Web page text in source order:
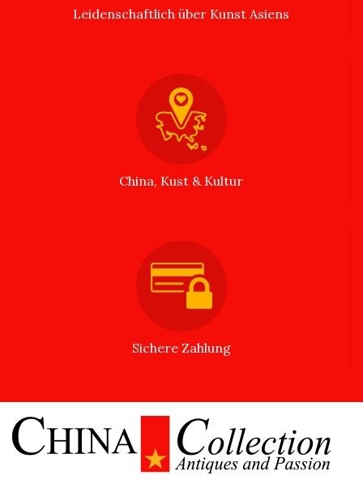
Leidenschaftlich über Kunst Asiens
China, Kust & Kultur
Sichere Zahlung